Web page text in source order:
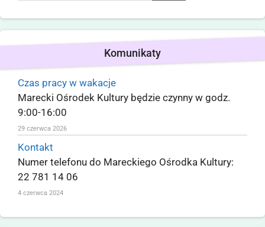
Komunikaty
Czas pracy w wakacje
Marecki Ośrodek Kultury będzie czynny w godz.
9:00-16:00
29 czerwca 2026
Kontakt
Numer telefonu do Mareckiego Ośrodka Kultury:
22 781 14 06
4 czerwca 2024